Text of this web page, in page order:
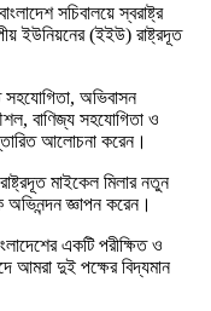
সচিবালয়ে স্বরাষ্ট্র
ইউনিয়নের (ইইউ) রাষ্ট্রদূত
সহযোগিতা, অভিবাসন
বাণিজ্য সহযোগিতা ও
আলোচনা করেন।
মাইকেল মিলার নতুন
জ্ঞাপন করেন।
একটি পরীক্ষিত ও
আমরা দুই পক্ষের বিদ্যমান